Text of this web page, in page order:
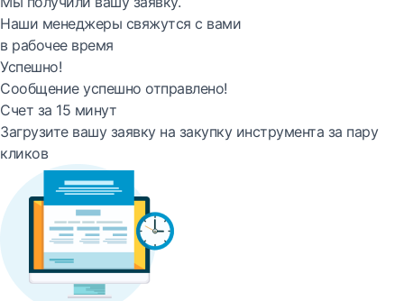
Наши менеджеры свяжутся с вами
в рабочее время
Успешно!
Сообщение успешно отправлено!
Счет за 15 минут
Загрузите вашу заявку на закупку инструмента за пару
кликов